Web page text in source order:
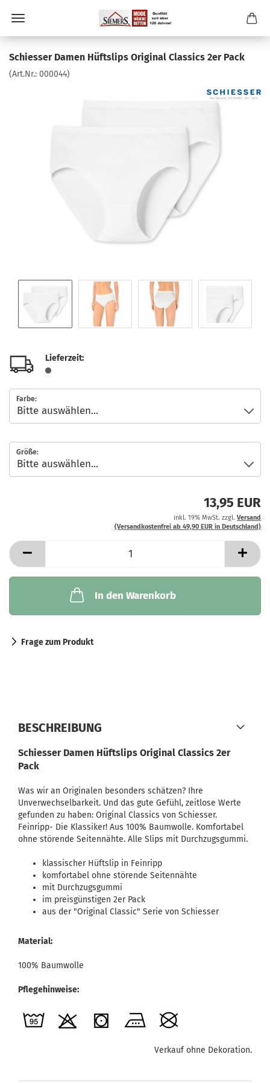
Schiesser Damen Hüftslips Original Classics 2er Pack
(Art.Nr.: 000044)
Lieferzeit:
Farbe:
Größe:
13,95 EUR
inkl. 19% MwSt. zzgl. Versand
(Versandkostenfrei ab 49,90 EUR in Deutschland)
In den Warenkorb
Frage zum Produkt
BESCHREIBUNG
Schiesser Damen Hüftslips Original Classics 2er
Pack
Was wir an Originalen besonders schätzen? Ihre
Unverwechselbarkeit. Und das gute Gefühl, zeitlose Werte
gefunden zu haben: Original Classics von Schiesser.
Feinripp- Die Klassiker! Aus 100% Baumwolle. Komfortabel
ohne störende Seitennähte. Alle Slips mit Durchzugsgummi.
klassischer Hüftslip in Feinripp
komfortabel ohne störende Seitennähte
mit Durchzugsgummi
im preisgünstigen 2er Pack
aus der "Original Classic" Serie von Schiesser
Material:
100% Baumwolle
Pflegehinweise:
Verkauf ohne Dekoration.